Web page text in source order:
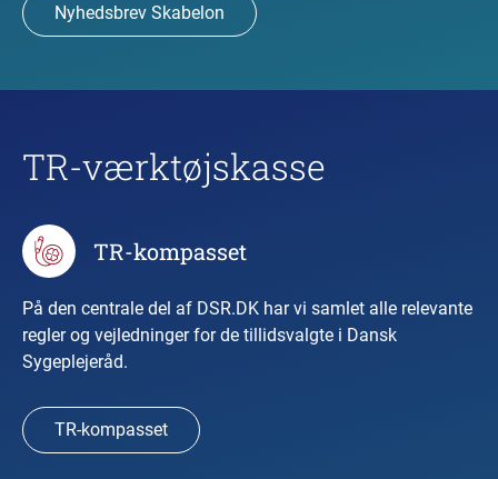
Nyhedsbrev Skabelon
TR-værktøjskasse
TR-kompasset
På den centrale del af DSR.DK har vi samlet alle relevante
regler og vejledninger for de tillidsvalgte i Dansk
Sygeplejeråd.
TR-kompasset